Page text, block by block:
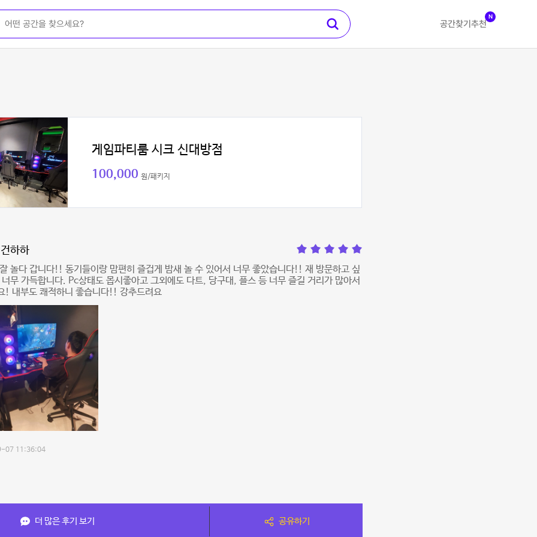
공간찾기 추천
N
게임파티룸 시크 신대방점
100,000 원/패키지
하하
놀다 갑니다!! 동기들이랑 맘편히 즐겁게 밤새 놀 수 있어서 너무 좋았습니다!! 재 방문하고 싶
무 가득합니다. Pc상태도 몹시좋아고 그외에도 다트, 당구대, 플스 등 너무 즐길 거리가 많아서
! 내부도 쾌적하니 좋습니다!! 강추드려요
07 11:36:04
더 많은 후기 보기 공유하기